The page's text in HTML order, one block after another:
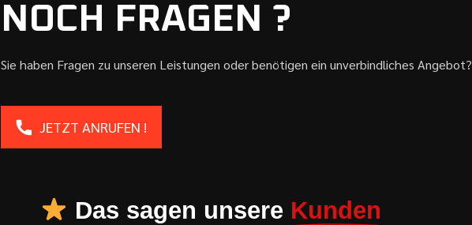
NOCH FRAGEN ?
Sie haben Fragen zu unseren Leistungen oder benötigen ein unverbindliches Angebot?
JETZT ANRUFEN !
Das sagen unsere Kunden